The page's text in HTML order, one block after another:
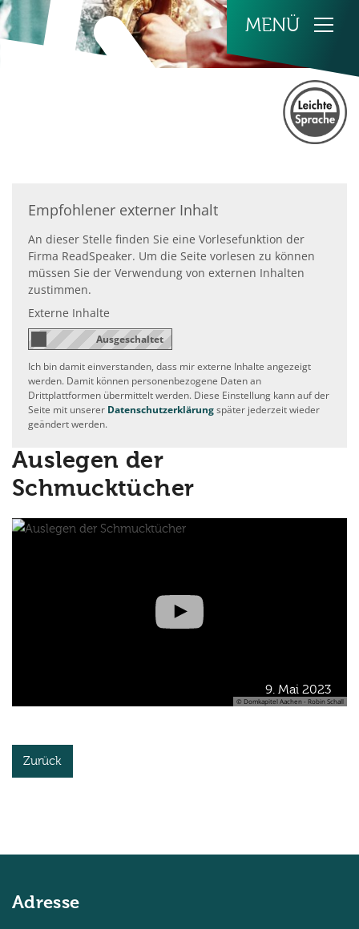
Zum Inhalt springen
Empfohlener externer Inhalt
An dieser Stelle finden Sie eine Vorlesefunktion der
Firma ReadSpeaker. Um die Seite vorlesen zu können
müssen Sie der Verwendung von externen Inhalten
zustimmen.
Externe Inhalte
Ich bin damit einverstanden, dass mir externe Inhalte angezeigt
werden. Damit können personenbezogene Daten an
Drittplattformen übermittelt werden. Diese Einstellung kann auf der
Seite mit unserer Datenschutzerklärungspäter jederzeit wieder
geändert werden.
Auslegen der
Schmucktücher
9. Mai 2023
© Domkapitel Aachen - Robin Schall
Zurück
Adresse